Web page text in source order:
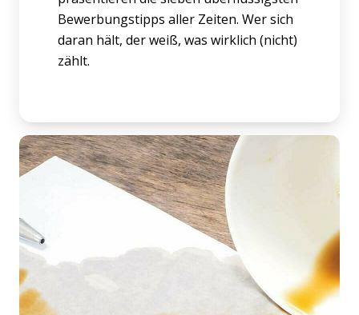
Bewerbungstipps aller Zeiten. Wer sich
daran hält, der weiß, was wirklich (nicht)
zählt.